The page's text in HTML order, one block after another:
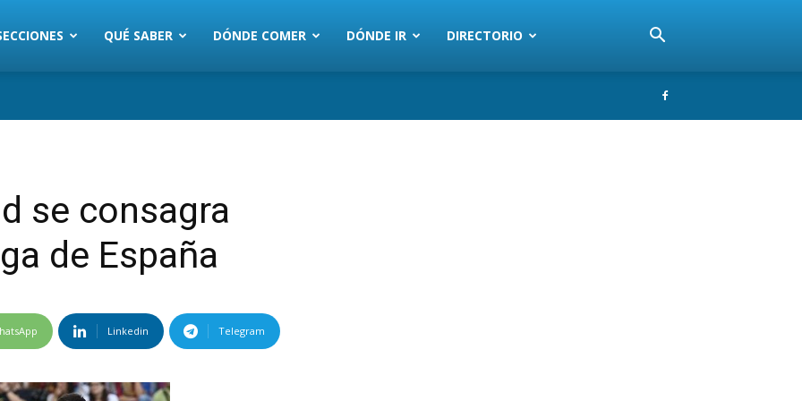
QUÉ SABER DÓNDE COMER DÓNDE IR DIRECTORIO
se consagra
de España
Linkedin Telegram